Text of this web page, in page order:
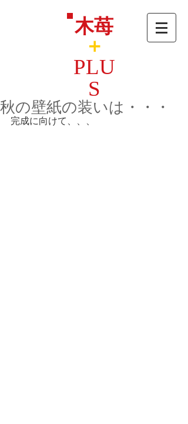
木苺
＋
PLU
S
秋の壁紙の装いは・・・
完成に向けて、、、